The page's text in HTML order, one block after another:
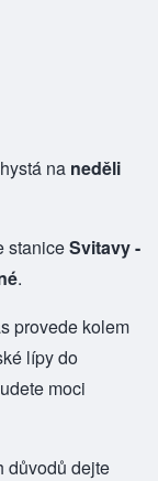
na neděli
staniceSvitavy -
.
provede kolem
lípy do
moci
důvodů dejte